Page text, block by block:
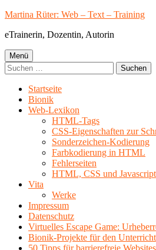
Springe
Inhalt
Martina Rüter: Web – Text – Training
eTrainerin, Dozentin, Autorin
Primäres
Menü
Menü
Suchen
nach:
Startseite
Bionik
Web-Lexikon
HTML-Tags
CSS-Eigenschaften zur
Sonderzeichen-Kodierung
Farbkodierung in HTML
Fehlerseiten
HTML, CSS und Javascript
Vita
Werke
Impressum
Datenschutz
Virtuelles Escape Game:
Bionik-Projekte für den Unterricht
50 Tipps für barrierefreie Websites